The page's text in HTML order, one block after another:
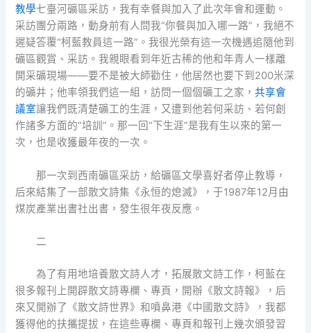
教學七臺河礦區采訪，我有幸餐與加入了此次年會和運動。
采訪團分兩路，動身前有人問我“你餐與加入哪一路”，我絕不
遲疑答覆“柯藍教員這一路”。我很光榮有這一次機遇追隨他到
礦區觀賞、采訪。我親眼看到年近古稀的他和年青人一樣離
開采礦現場——要不是被大師勸住，他居然也要下到200米深
的礦井；他率領我們這一組，訪問一個個礦工之家，共享會
議室讓我們既清楚礦工的生涯，又遭到他若何采訪、若何創
作諸多方面的“培訓”。那一回“下生涯”是我有生以來的第一
次，也是收獲最年夜的一次。
那一次到西南礦區采訪，給礦區文學喜好者停止教導，
后來結集了一部散文詩集《永恒的熄滅》，于1987年12月由
煤炭產業出書社出書，發生很年夜反應。
二
為了有用地培養散文詩人才，拓展散文詩工作，柯藍在
很多報刊上開辟散文詩專欄、專頁，開辦《散文詩報》，后
來又開辦了《散文詩世界》和噴鼻港《中國散文詩》，我都
獲得他的扶攜提拔，在這些專欄、專頁和報刊上幾次頒發習